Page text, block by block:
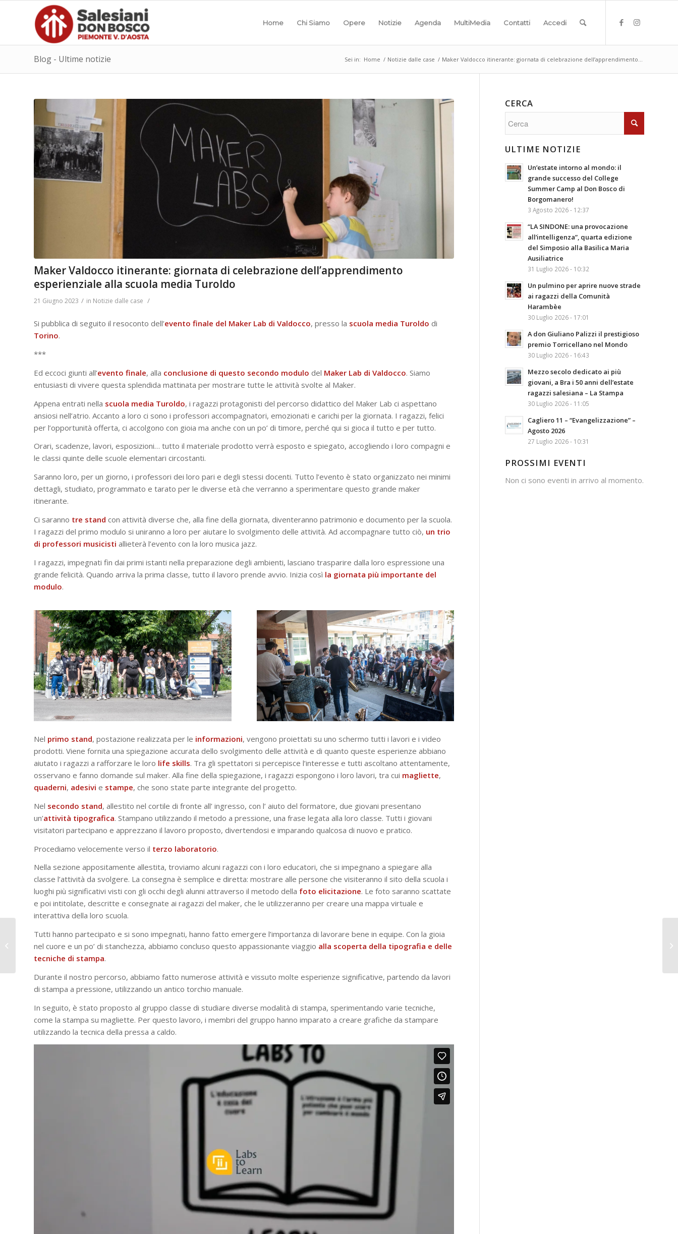
Home Chi Siamo Opere Notizie Agenda MultiMedia Contatti Accedi
Blog - Ultime notizie Sei in: Home / Notizie dalle case / Maker Valdocco itinerante: giornata di celebrazione dell’apprendimento...
Maker Valdocco itinerante: giornata di celebrazione dell’apprendimento
esperienziale alla scuola media Turoldo
21 Giugno 2023 / in Notizie dalle case /
Si pubblica di seguito il resoconto dell’evento finale del Maker Lab di Valdocco, presso la scuola media Turoldo di
Torino.
***
Ed eccoci giunti all’evento finale, alla conclusione di questo secondo modulo del Maker Lab di Valdocco. Siamo
entusiasti di vivere questa splendida mattinata per mostrare tutte le attività svolte al Maker.
Appena entrati nella scuola media Turoldo, i ragazzi protagonisti del percorso didattico del Maker Lab ci aspettano
ansiosi nell’atrio. Accanto a loro ci sono i professori accompagnatori, emozionati e carichi per la giornata. I ragazzi, felici
per l’opportunità offerta, ci accolgono con gioia ma anche con un po’ di timore, perché qui si gioca il tutto e per tutto.
Orari, scadenze, lavori, esposizioni… tutto il materiale prodotto verrà esposto e spiegato, accogliendo i loro compagni e
le classi quinte delle scuole elementari circostanti.
Saranno loro, per un giorno, i professori dei loro pari e degli stessi docenti. Tutto l’evento è stato organizzato nei minimi
dettagli, studiato, programmato e tarato per le diverse età che verranno a sperimentare questo grande maker
itinerante.
Ci saranno tre stand con attività diverse che, alla fine della giornata, diventeranno patrimonio e documento per la scuola.
I ragazzi del primo modulo si uniranno a loro per aiutare lo svolgimento delle attività. Ad accompagnare tutto ciò, un trio
di professori musicisti allieterà l’evento con la loro musica jazz.
I ragazzi, impegnati fin dai primi istanti nella preparazione degli ambienti, lasciano trasparire dalla loro espressione una
grande felicità. Quando arriva la prima classe, tutto il lavoro prende avvio. Inizia così la giornata più importante del
modulo.
Nel primo stand, postazione realizzata per le informazioni, vengono proiettati su uno schermo tutti i lavori e i video
prodotti. Viene fornita una spiegazione accurata dello svolgimento delle attività e di quanto queste esperienze abbiano
aiutato i ragazzi a rafforzare le loro life skills. Tra gli spettatori si percepisce l’interesse e tutti ascoltano attentamente,
osservano e fanno domande sul maker. Alla fine della spiegazione, i ragazzi espongono i loro lavori, tra cui magliette,
quaderni, adesivi e stampe, che sono state parte integrante del progetto.
Nel secondo stand, allestito nel cortile di fronte all’ ingresso, con l’ aiuto del formatore, due giovani presentano
un’attività tipografica. Stampano utilizzando il metodo a pressione, una frase legata alla loro classe. Tutti i giovani
visitatori partecipano e apprezzano il lavoro proposto, divertendosi e imparando qualcosa di nuovo e pratico.
Procediamo velocemente verso il terzo laboratorio.
Nella sezione appositamente allestita, troviamo alcuni ragazzi con i loro educatori, che si impegnano a spiegare alla
classe l’attività da svolgere. La consegna è semplice e diretta: mostrare alle persone che visiteranno il sito della scuola i
luoghi più significativi visti con gli occhi degli alunni attraverso il metodo della foto elicitazione. Le foto saranno scattate
e poi intitolate, descritte e consegnate ai ragazzi del maker, che le utilizzeranno per creare una mappa virtuale e
interattiva della loro scuola.
Tutti hanno partecipato e si sono impegnati, hanno fatto emergere l’importanza di lavorare bene in equipe. Con la gioia
nel cuore e un po’ di stanchezza, abbiamo concluso questo appassionante viaggio alla scoperta della tipografia e delle
tecniche di stampa.
Durante il nostro percorso, abbiamo fatto numerose attività e vissuto molte esperienze significative, partendo da lavori
di stampa a pressione, utilizzando un antico torchio manuale.
In seguito, è stato proposto al gruppo classe di studiare diverse modalità di stampa, sperimentando varie tecniche,
come la stampa su magliette. Per questo lavoro, i membri del gruppo hanno imparato a creare grafiche da stampare
utilizzando la tecnica della pressa a caldo.
CERCA
ULTIME NOTIZIE
Un’estate intorno al mondo: il
grande successo del College
Summer Camp al Don Bosco di
Borgomanero!
3 Agosto 2026 - 12:37
“LA SINDONE: una provocazione
all’intelligenza”, quarta edizione
del Simposio alla Basilica Maria
Ausiliatrice
31 Luglio 2026 - 10:32
Un pulmino per aprire nuove strade
ai ragazzi della Comunità
Harambèe
30 Luglio 2026 - 17:01
A don Giuliano Palizzi il prestigioso
premio Torricellano nel Mondo
30 Luglio 2026 - 16:43
Mezzo secolo dedicato ai più
giovani, a Bra i 50 anni dell’estate
ragazzi salesiana – La Stampa
30 Luglio 2026 - 11:05
Cagliero 11 – “Evangelizzazione” –
Agosto 2026
27 Luglio 2026 - 10:31
PROSSIMI EVENTI
Non ci sono eventi in arrivo al momento.
L’Assemblea Generale
Network” 2023 a
Valdocco